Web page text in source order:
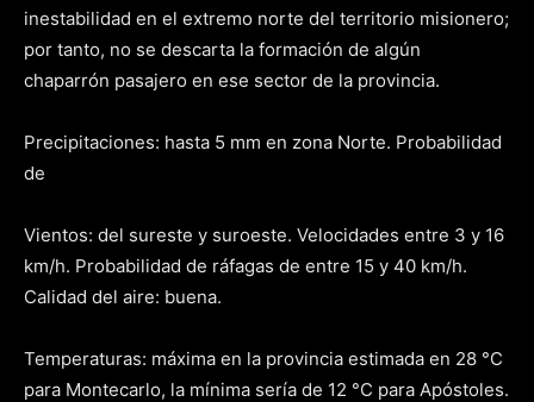
inestabilidad en el extremo norte del territorio misionero;
por tanto, no se descarta la formación de algún
chaparrón pasajero en ese sector de la provincia.
Precipitaciones: hasta 5 mm en zona Norte. Probabilidad
de
Vientos: del sureste y suroeste. Velocidades entre 3 y 16
km/h. Probabilidad de ráfagas de entre 15 y 40 km/h.
Calidad del aire: buena.
Temperaturas: máxima en la provincia estimada en 28 °C
para Montecarlo, la mínima sería de 12 °C para Apóstoles.